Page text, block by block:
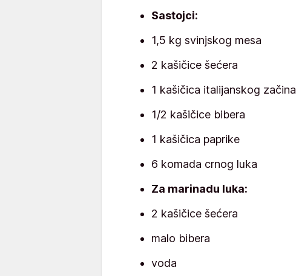
Sastojci:
1,5 kg svinjskog mesa
2 kašičice šećera
1 kašičica italijanskog začina
1/2 kašičice bibera
1 kašičica paprike
6 komada crnog luka
Za marinadu luka:
2 kašičice šećera
malo bibera
voda